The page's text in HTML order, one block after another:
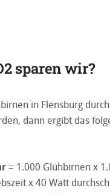
sparen wir?
in Flensburg durch
dann ergibt das
= 1.000 Glühbirnen x
x 40 Watt